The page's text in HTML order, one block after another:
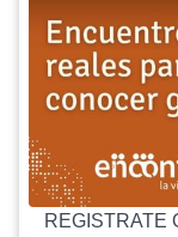
REGISTRATE